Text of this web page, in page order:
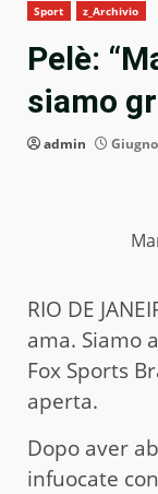
Sport z_Archivio
Pelè:
siamo
admin
RIO DE
ama. Siamo
Fox Sports
aperta.
Dopo aver
infuocate